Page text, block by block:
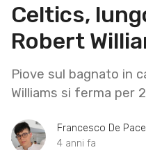
Celtics,
Robert
Piove sul bagnato in
Williams si ferma per
Francesco De Pace
4 anni fa